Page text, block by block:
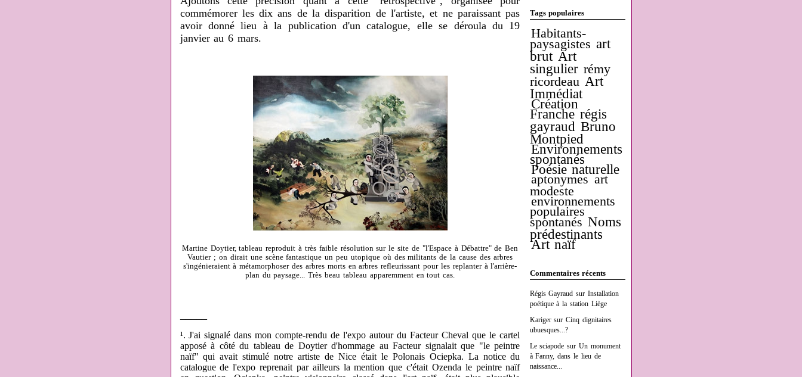
Tags populaires
Habitants-
paysagistes art
brut Art
singulier rémy
ricordeau Art
Immédiat
Création
Franche régis
gayraud Bruno
Montpied
Environnements
spontanés
Poésie naturelle
aptonymes art
modeste
environnements
populaires
spontanés Noms
prédestinants
Art naïf
Commentaires récents
Régis Gayraud surInstallation
poétique à la station Liège
KarigersurCinq dignitaires
ubuesques...?
Le sciapode surUn monument
à Fanny, dans le lieu de
naissance...
commémorer les dix ans de la disparition de l'artiste, et ne paraissant pas
avoir donné lieu à la publication d'un catalogue, elle se déroula du 19
janvier au 6 mars.
Martine Doytier, tableau reproduit à très faible résolution sur le site de "l'Espace à Débattre" de Ben
Vautier ; on dirait une scène fantastique un peu utopique où des militants de la cause des arbres
s'ingénieraient à métamorphoser des arbres morts en arbres refleurissant pour les replanter à l'arrière-
plan du paysage... Très beau tableau apparemment en tout cas.
¹. J'ai signalé dans mon compte-rendu de l'expo autour du Facteur Cheval que le cartel
apposé à côté du tableau de Doytier d'hommage au Facteur signalait que "le peintre
naïf" qui avait stimulé notre artiste de Nice était le Polonais Ociepka. La notice du
catalogue de l'expo reprenait par ailleurs la mention que c'était Ozenda le peintre naïf